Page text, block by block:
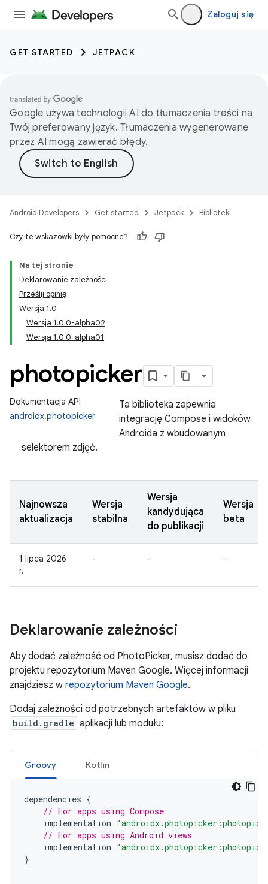
Zaloguj się
GET STARTED JETPACK
Google używa technologii AI do tłumaczenia treści na
Twój preferowany język. Tłumaczenia wygenerowane
przez AI mogą zawierać błędy.
Android Developers Get started Jetpack Biblioteki
Czy te wskazówki były pomocne?
Na tej stronie
Deklarowanie zależności
Prześlij opinię
Wersja 1.0
Wersja 1.0.0-alpha02
Wersja 1.0.0-alpha01
photopicker
Dokumentacja API
androidx.photopicker
Ta biblioteka zapewnia
integrację Compose i widoków
Androida z wbudowanym
selektorem zdjęć.
Najnowsza
aktualizacja
Wersja
stabilna
Wersja
kandydująca
do publikacji
Wersja
beta
1 lipca 2026
r.
- - -
Deklarowanie zależności
Aby dodać zależność od PhotoPicker, musisz dodać do
projektu repozytorium Maven Google. Więcej informacji
znajdziesz w repozytorium Maven Google.
Dodaj zależności od potrzebnych artefaktów w pliku
build.gradle aplikacji lub modułu:
Groovy Kotlin
dependencies {
// For apps using Compose
implementation
// For apps using Android views
implementation
}